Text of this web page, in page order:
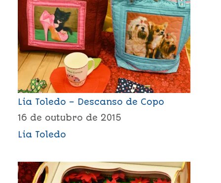
Lia Toledo – Descanso de Copo
16 de outubro de 2015
Lia Toledo